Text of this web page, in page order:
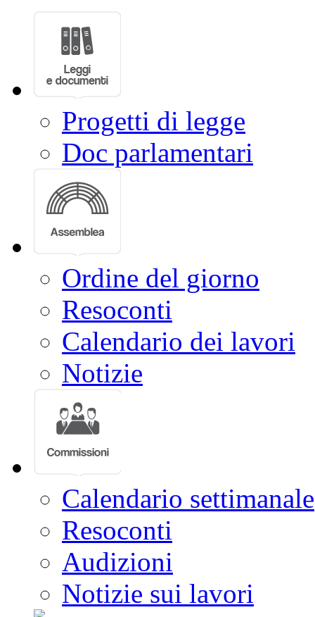
Progetti di legge
Doc parlamentari
Ordine del giorno
Resoconti
Calendario dei lavori
Notizie
Calendario settimanale
Resoconti
Audizioni
Notizie sui lavori